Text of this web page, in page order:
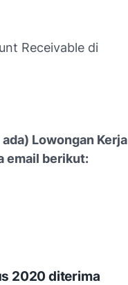
Receivable di
Lowongan Kerja
email berikut:
2020 diterima